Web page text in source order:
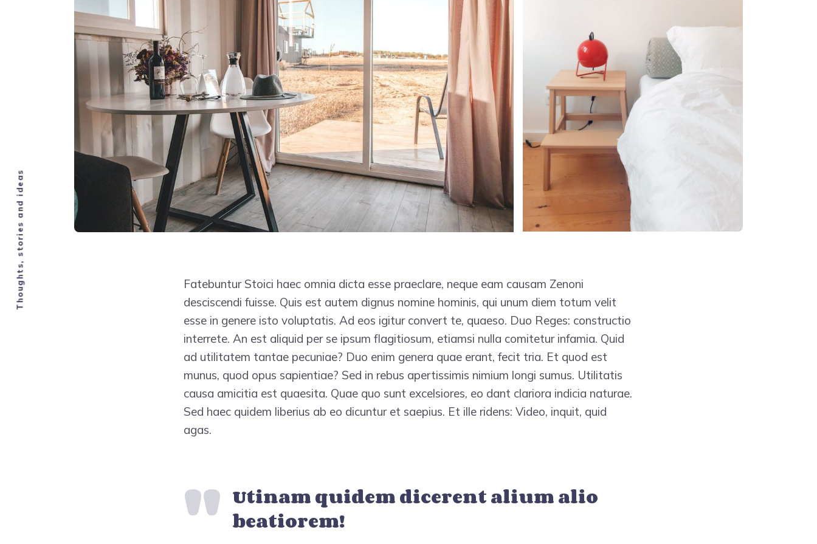
Fatebuntur Stoici haec omnia dicta esse praeclare, neque eam causam Zenoni
desciscendi fuisse. Quis est autem dignus nomine hominis, qui unum diem totum velit
esse in genere isto voluptatis. Ad eos igitur convert te, quaeso. Duo Reges: constructio
interrete. An est aliquid per se ipsum flagitiosum, etiamsi nulla comitetur infamia. Quid
ad utilitatem tantae pecuniae? Duo enim genera quae erant, fecit tria. Et quod est
munus, quod opus sapientiae? Sed in rebus apertissimis nimium longi sumus. Utilitatis
causa amicitia est quaesita. Quae quo sunt excelsiores, eo dant clariora indicia naturae.
Sed haec quidem liberius ab eo dicuntur et saepius. Et ille ridens: Video, inquit, quid
agas.
Utinam quidem dicerent alium alio
beatiorem!
Thoughts, stories and ideas